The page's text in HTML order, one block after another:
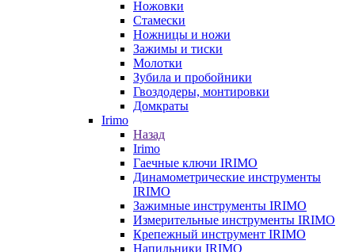
Ножовки
Стамески
Ножницы и ножи
Зажимы и тиски
Молотки
Зубила и пробойники
Гвоздодеры, монтировки
Домкраты
Irimo
Назад
Irimo
Гаечные ключи IRIMO
Динамометрические инструменты
IRIMO
Зажимные инструменты IRIMO
Измерительные инструменты IRIMO
Крепежный инструмент IRIMO
Напильники IRIMO